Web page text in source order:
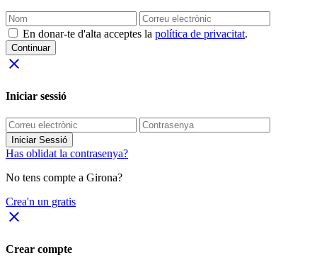
En donar-te d'alta acceptes la política de privacitat.
Continuar
close
Iniciar sessió
Iniciar Sessió
Has oblidat la contrasenya?
No tens compte a Girona?
Crea'n un gratis
close
Crear compte